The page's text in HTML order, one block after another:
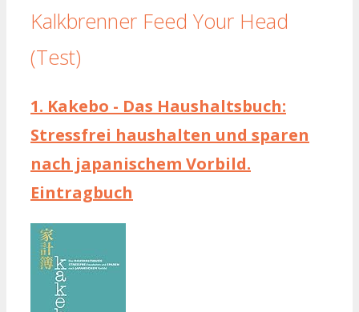
Kalkbrenner Feed Your Head
(Test)
1. Kakebo - Das Haushaltsbuch:
Stressfrei haushalten und sparen
nach japanischem Vorbild.
Eintragbuch